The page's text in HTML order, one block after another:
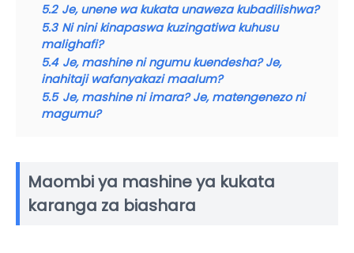
5.2 Je, unene wa kukata unaweza kubadilishwa?
5.3 Ni nini kinapaswa kuzingatiwa kuhusu
malighafi?
5.4 Je, mashine ni ngumu kuendesha? Je,
inahitaji wafanyakazi maalum?
5.5 Je, mashine ni imara? Je, matengenezo ni
magumu?
Maombi ya mashine ya kukata
karanga za biashara